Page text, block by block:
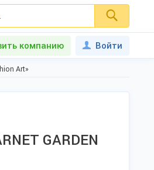
компанию Войти
Art»
GARDEN